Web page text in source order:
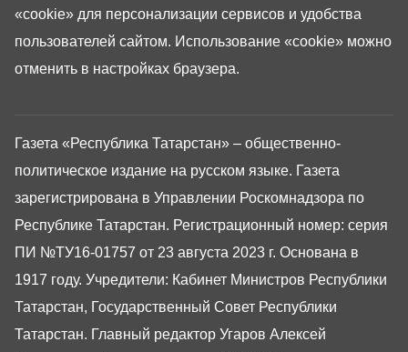
Газета «Республика Татарстан» – общественно-
политическое издание на русском языке. Газета
зарегистрирована в Управлении Роскомнадзора по
Республике Татарстан. Регистрационный номер: серия
ПИ №ТУ16-01757 от 23 августа 2023 г. Основана в
1917 году. Учредители: Кабинет Министров Республики
Татарстан, Государственный Совет Республики
Татарстан. Главный редактор Угаров Алексей
«cookie» для персонализации сервисов и удобства
пользователей сайтом. Использование «cookie» можно
отменить в настройках браузера.